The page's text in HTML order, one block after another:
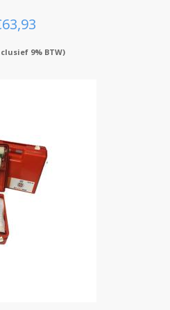
63,93
9% BTW)